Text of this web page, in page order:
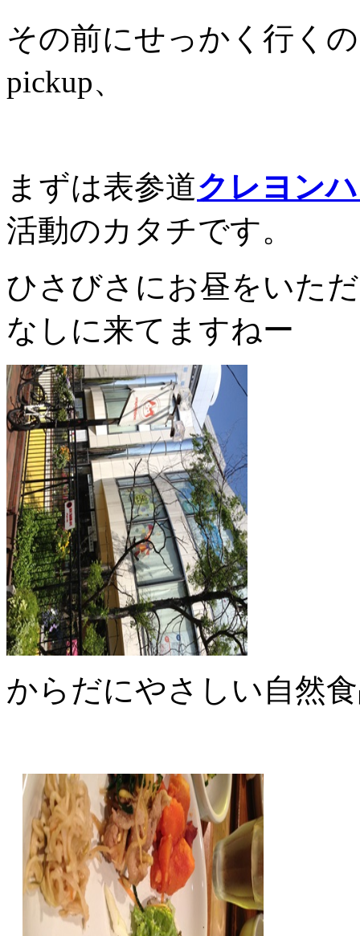
その前にせっかく行く
pickup、
まずは表参道クレヨン
活動のカタチです。
ひさびさにお昼をいた
なしに来てますねー
からだにやさしい自然